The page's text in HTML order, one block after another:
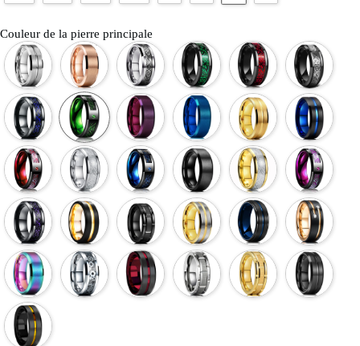
Couleur de la pierre principale